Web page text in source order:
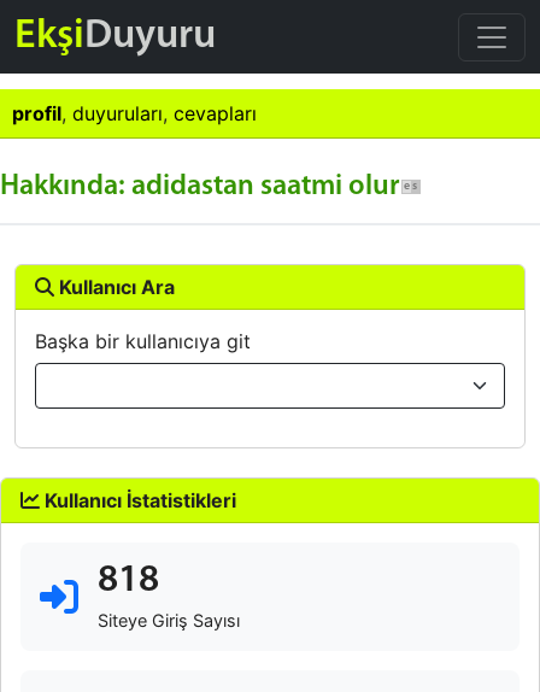
EkşiDuyuru
profil, duyuruları, cevapları
Hakkında: adidastan saatmi olur
Kullanıcı Ara
Başka bir kullanıcıya git
Kullanıcı İstatistikleri
818
Siteye Giriş Sayısı